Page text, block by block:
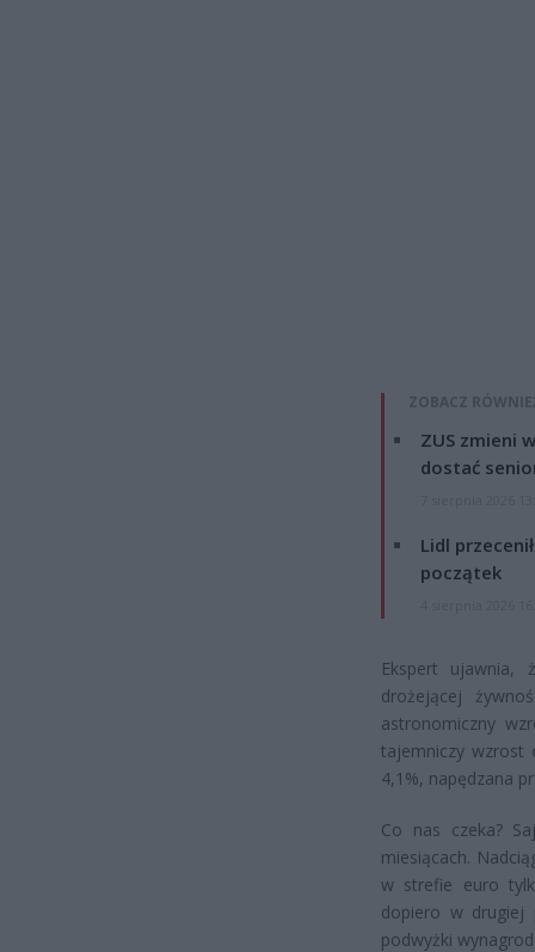
ZOBACZ
ZUS zmieni
dostać
Lidl
początek
Ekspert ujawnia,
drożejącej
astronomiczny
tajemniczy wzrost
4,1%, napędzana
Co nas czeka?
miesiącach.
w strefie euro
dopiero w drugiej
podwyżki